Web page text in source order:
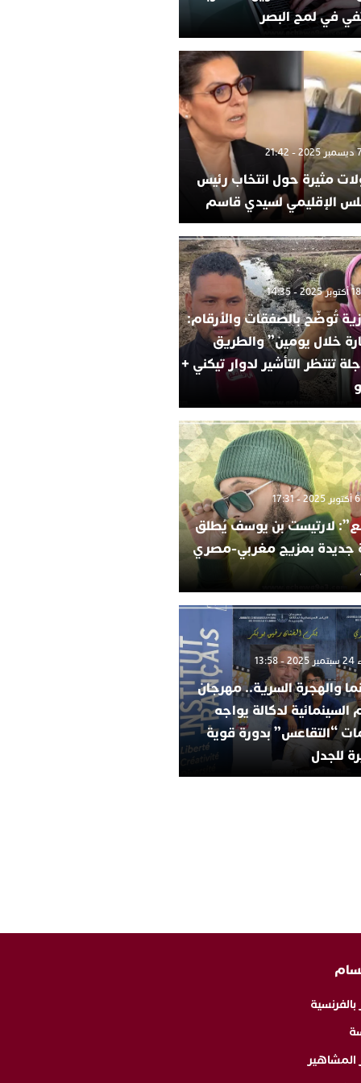
في لمح البصر
مثيرة حول انتخاب رئيس
الإقليمي لسيدي قاسم
تُوضّح بالصفقات والأرقام:
خلال يومين” والطريق
تنتظر التأشير لدوار تيكني +
لارتيست بن يوسف يُطلق
جديدة بمزيج مغربي-مصري
والهجرة السرية.. مهرجان
السينمائية لدكالة يواجه
“التقاعس” بدورة قوية
للجدل
بالفرنسية
المشاهير